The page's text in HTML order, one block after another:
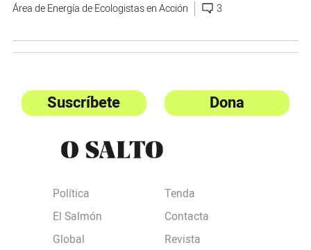
Área de Energía de Ecologistas en Acción 3
Suscríbete Dona
Política
El Salmón
Global
Tenda
Contacta
Revista